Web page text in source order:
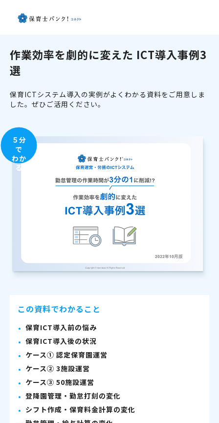
作業効率を劇的に変えた ICT導入事例3
選
保育ICTシステム導入の実例がよくわかる資料をご用意しま
した。ぜひご活用ください。
５分
で
わか
る
この資料でわかること
保育ICT導入前の悩み
保育ICT導入後の状況
ケース① 認定保育園運営
ケース② 3施設運営
ケース③ 50施設運営
登降園管理・勤怠打刻の変化
シフト作成・保育料金計算の変化